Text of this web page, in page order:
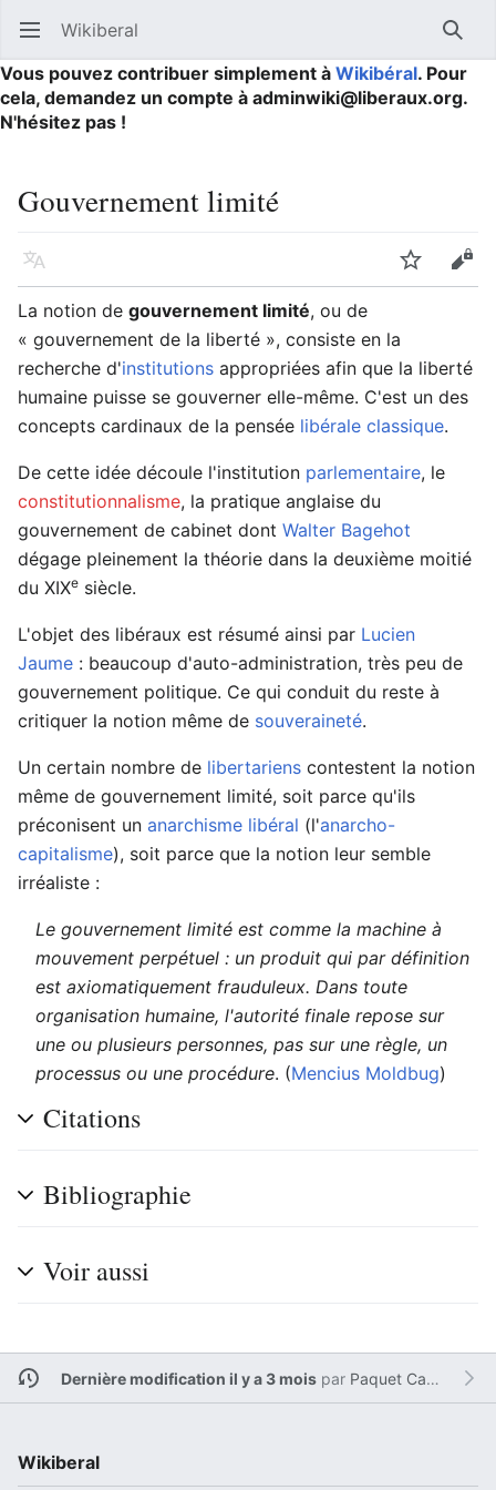
Ouvrir le menu principal Wikiberal
Vous pouvez contribuer simplement à Wikibéral. Pour
cela, demandez un compte à adminwiki@liberaux.org.
N'hésitez pas !
Gouvernement limité
Langue Suivre
La notion de gouvernement limité, ou de
« gouvernement de la liberté », consiste en la
recherche d'institutions appropriées afin que la liberté
humaine puisse se gouverner elle-même. C'est un des
concepts cardinaux de la pensée libérale classique.
De cette idée découle l'institution parlementaire, le
constitutionnalisme, la pratique anglaise du
gouvernement de cabinet dont Walter Bagehot
dégage pleinement la théorie dans la deuxième moitié
du XIXe siècle.
L'objet des libéraux est résumé ainsi par Lucien
Jaume : beaucoup d'auto-administration, très peu de
gouvernement politique. Ce qui conduit du reste à
critiquer la notion même de souveraineté.
Un certain nombre de libertariens contestent la notion
même de gouvernement limité, soit parce qu'ils
préconisent un anarchisme libéral (l'anarcho-
capitalisme), soit parce que la notion leur semble
irréaliste :
Le gouvernement limité est comme la machine à
mouvement perpétuel : un produit qui par définition
est axiomatiquement frauduleux. Dans toute
organisation humaine, l'autorité finale repose sur
une ou plusieurs personnes, pas sur une règle, un
processus ou une procédure. (Mencius Moldbug)
Citations
Bibliographie
Voir aussi
Dernière modification il y a 3 moispar Paquet Cadeau 2
Wikiberal